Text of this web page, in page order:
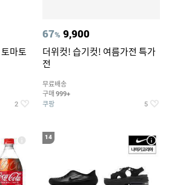
마토
2
67% 9,900
더위컷! 습기컷! 여름가전 특가
전
무료배송
구매 999+
쿠팡 5
14